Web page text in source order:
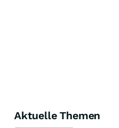
Aktuelle Themen